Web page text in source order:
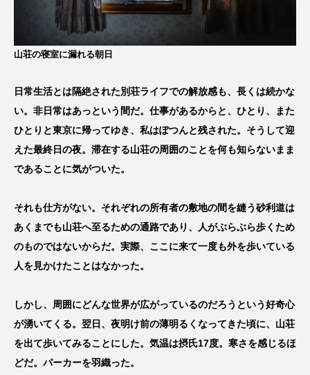
山荘の寝室に漏れる朝日
日常生活とは隔絶された別荘ライフでの解放感も、長くは続かな
い。非日常はあっという間だ。仕事があるからと、ひとり、また
ひとりと東京に帰ってゆき、私はぽつんと残された。そうして迎
えた最終日の夜。滞在する山荘の周囲のことを何も知らないまま
であることに気がついた。
それも仕方がない。それぞれの所有者の敷地の間を縫う砂利道は
あくまでも山荘へ至るための通路であり、人がぶらぶら歩くため
のものではないからだ。実際、ここに来て一度も外を歩いている
人を見かけたことはなかった。
しかし、周囲にどんな世界が広がっているのだろうという好奇心
が湧いてくる。翌日、夜明け前の薄明るくなってきた頃に、山荘
を出て歩いてみることにした。気温は摂氏17度。寒さを感じるほ
どだ。パーカーを羽織った。